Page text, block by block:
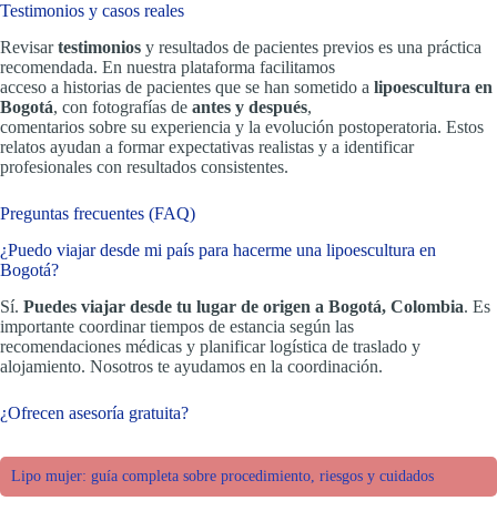
Testimonios y casos reales
Revisartestimonios y resultados de pacientes previos es una práctica
recomendada. En nuestra plataforma facilitamos
acceso a historias de pacientes que se han sometido a lipoescultura en
Bogotá, con fotografías de antes y después,
comentarios sobre su experiencia y la evolución postoperatoria. Estos
relatos ayudan a formar expectativas realistas y a identificar
profesionales con resultados consistentes.
Preguntas frecuentes (FAQ)
¿Puedo viajar desde mi país para hacerme una lipoescultura en
Bogotá?
Sí. Puedes viajar desde tu lugar de origen a Bogotá, Colombia. Es
importante coordinar tiempos de estancia según las
recomendaciones médicas y planificar logística de traslado y
alojamiento. Nosotros te ayudamos en la coordinación.
¿Ofrecen asesoría gratuita?
Lipo mujer: guía completa sobre procedimiento, riesgos y cuidados